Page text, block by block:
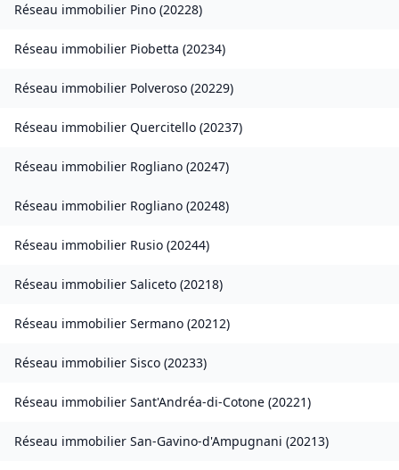
Réseau immobilier Pino (20228)
Réseau immobilier Piobetta (20234)
Réseau immobilier Polveroso (20229)
Réseau immobilier Quercitello (20237)
Réseau immobilier Rogliano (20247)
Réseau immobilier Rogliano (20248)
Réseau immobilier Rusio (20244)
Réseau immobilier Saliceto (20218)
Réseau immobilier Sermano (20212)
Réseau immobilier Sisco (20233)
Réseau immobilier Sant'Andréa-di-Cotone (20221)
Réseau immobilier San-Gavino-d'Ampugnani (20213)